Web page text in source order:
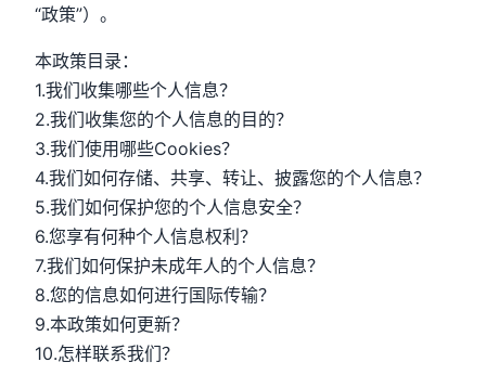
“政策”）。
本政策目录：
1.我们收集哪些个人信息？
2.我们收集您的个人信息的目的？
3.我们使用哪些Cookies？
4.我们如何存储、共享、转让、披露您的个人信息？
5.我们如何保护您的个人信息安全？
6.您享有何种个人信息权利？
7.我们如何保护未成年人的个人信息？
8.您的信息如何进行国际传输？
9.本政策如何更新？
10.怎样联系我们？